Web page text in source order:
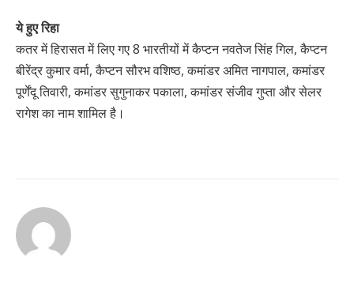
ये हुए रिहा
कतर में हिरासत में लिए गए 8 भारतीयों में कैप्टन नवतेज सिंह गिल, कैप्टन
बीरेंद्र कुमार वर्मा, कैप्टन सौरभ वशिष्ठ, कमांडर अमित नागपाल, कमांडर
पूर्णेंदू तिवारी, कमांडर सुगुनाकर पकाला, कमांडर संजीव गुप्ता और सेलर
रागेश का नाम शामिल है।